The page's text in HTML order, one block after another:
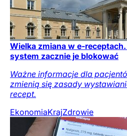
Wielka zmiana w e-
system zacznie je blokować
Ważne informacje dla
zmienią się zasady
recept.
EkonomiaKrajZdrowie